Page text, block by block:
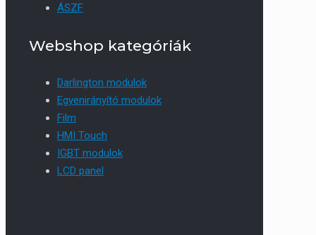
ÁSZF
Webshop kategóriák
Darlington modulok
Egyenirányító modulok
Film
HMI Touch
IGBT modulok
LCD panel